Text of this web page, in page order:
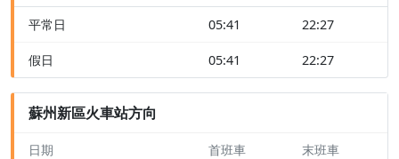
平常日 05:41 22:27
假日 05:41 22:27
蘇州新區火車站方向
日期 首班車 末班車